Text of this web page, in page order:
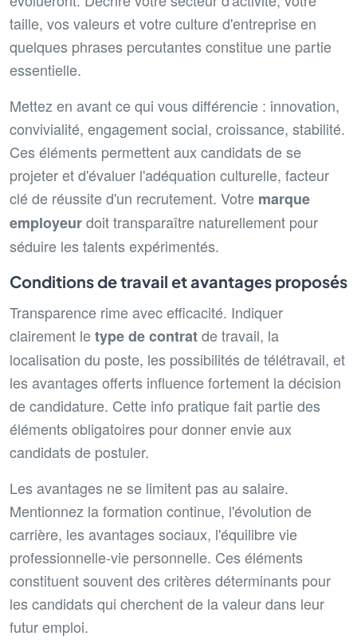
taille, vos valeurs et votre culture d'entreprise en
quelques phrases percutantes constitue une partie
essentielle.
Mettez en avant ce qui vous différencie : innovation,
convivialité, engagement social, croissance, stabilité.
Ces éléments permettent aux candidats de se
projeter et d'évaluer l'adéquation culturelle, facteur
clé de réussite d'un recrutement. Votre marque
employeurdoit transparaître naturellement pour
séduire les talents expérimentés.
Conditions de travail et avantages proposés
Transparence rime avec efficacité. Indiquer
clairement letype de contratde travail, la
localisation du poste, les possibilités de télétravail, et
les avantages offerts influence fortement la décision
de candidature. Cette info pratique fait partie des
éléments obligatoires pour donner envie aux
candidats de postuler.
Les avantages ne se limitent pas au salaire.
Mentionnez la formation continue, l'évolution de
carrière, les avantages sociaux, l'équilibre vie
professionnelle-vie personnelle. Ces éléments
constituent souvent des critères déterminants pour
les candidats qui cherchent de la valeur dans leur
futur emploi.